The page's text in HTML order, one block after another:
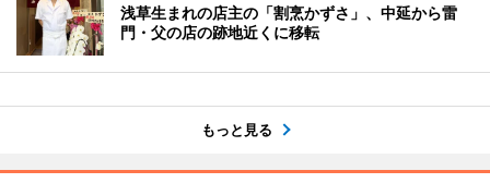
浅草生まれの店主の「割烹かずさ」、中延から雷
門・父の店の跡地近くに移転
もっと見る